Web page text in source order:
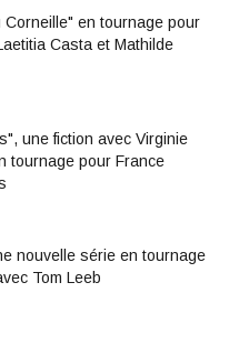
Corneille" en tournage pour
Casta et Mathilde
une fiction avec Virginie
tournage pour France
nouvelle série en tournage
Tom Leeb